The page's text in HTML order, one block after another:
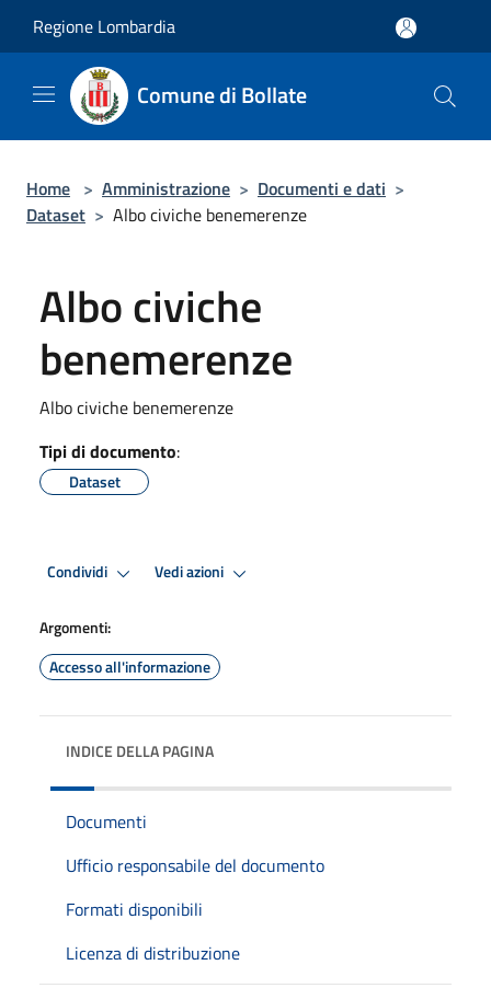
Regione Lombardia
Comune di Bollate
Home > Amministrazione > Documenti e dati >
Dataset > Albo civiche benemerenze
Albo civiche
benemerenze
Albo civiche benemerenze
Tipi di documento:
Dataset
Condividi Vedi azioni
Argomenti:
Accesso all'informazione
INDICE DELLA PAGINA
Documenti
Ufficio responsabile del documento
Formati disponibili
Licenza di distribuzione